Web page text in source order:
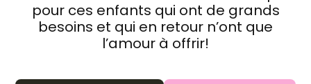
pour ces enfants qui ont de grands
besoins et qui en retour n’ont que
l’amour à offrir!